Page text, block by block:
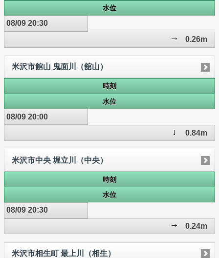
水位
08/09 20:30
0.26m
米沢市館山 鬼面川（舘山）
時刻
水位
08/09 20:00
0.84m
米沢市中央 堀立川（中央）
時刻
水位
08/09 20:30
0.24m
米沢市相生町 最上川（相生）